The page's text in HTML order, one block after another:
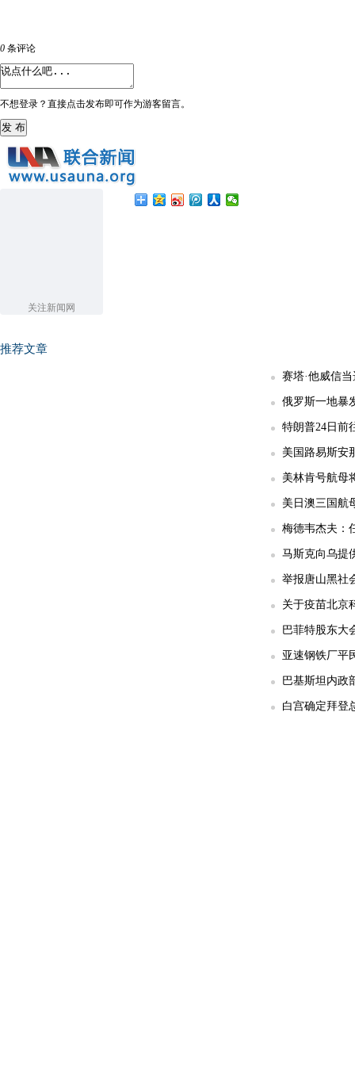
0 条评论
不想登录？直接点击发布即可作为游客留言。
发 布
关注新闻网
推荐文章
赛塔·他威信
俄罗斯一地暴
特朗普24日前
美国路易斯安
美林肯号航母
美日澳三国航
梅德韦杰夫：
马斯克向乌提
举报唐山黑社
关于疫苗北京
巴菲特股东大
亚速钢铁厂平
巴基斯坦内政
白宫确定拜登